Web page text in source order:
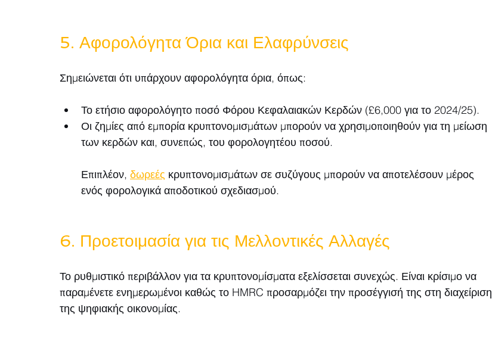
5. Αφορολόγητα Όρια και Ελαφρύνσεις
Σημειώνεται ότι υπάρχουν αφορολόγητα όρια, όπως:
Το ετήσιο αφορολόγητο ποσό Φόρου Κεφαλαιακών Κερδών (£6,000 για το 2024/25).
Οι ζημίες από εμπορία κρυπτονομισμάτων μπορούν να χρησιμοποιηθούν για τη μείωση
των κερδών και, συνεπώς, του φορολογητέου ποσού.
Επιπλέον, δωρεές κρυπτονομισμάτων σε συζύγους μπορούν να αποτελέσουν μέρος
ενός φορολογικά αποδοτικού σχεδιασμού.
6. Προετοιμασία για τις Μελλοντικές Αλλαγές
Το ρυθμιστικό περιβάλλον για τα κρυπτονομίσματα εξελίσσεται συνεχώς. Είναι κρίσιμο να
παραμένετε ενημερωμένοι καθώς το HMRC προσαρμόζει την προσέγγισή της στη διαχείριση
της ψηφιακής οικονομίας.